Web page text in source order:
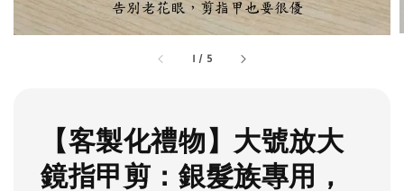
1 / 5
【客製化禮物】大號放大
鏡指甲剪：銀髮族專用，